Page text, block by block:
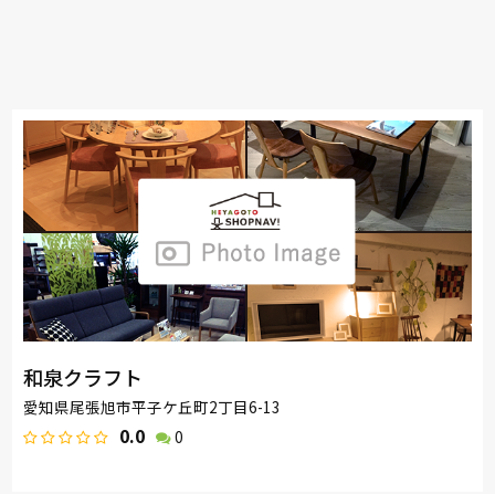
和泉クラフト
愛知県尾張旭市平子ケ丘町2丁目6-13
0.0 0